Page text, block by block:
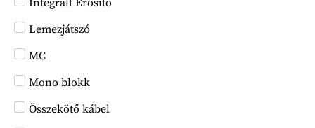
Integrált Erősítő
Lemezjátszó
MC
Mono blokk
Összekötő kábel